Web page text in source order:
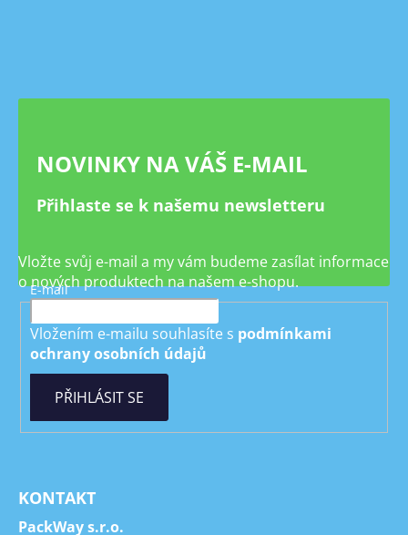
NOVINKY NA VÁŠ E-MAIL
Přihlaste se k našemu newsletteru
Vložte svůj e-mail a my vám budeme zasílat informace
o nových produktech na našem e-shopu.
E-mail
Vložením e-mailu souhlasíte s podmínkami
ochrany osobních údajů
PŘIHLÁSIT SE
KONTAKT
PackWay s.r.o.